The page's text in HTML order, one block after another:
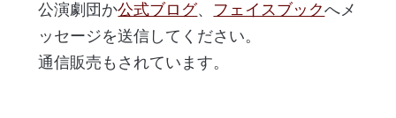
公演劇団か公式ブログ、 フェイスブックへメ
ッセージを送信してください。
通信販売もされています。